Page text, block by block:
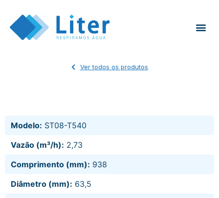
Ver todos os produtos
Modelo: ST08-T540
Vazão (m³/h): 2,73
Comprimento (mm): 938
Diâmetro (mm): 63,5